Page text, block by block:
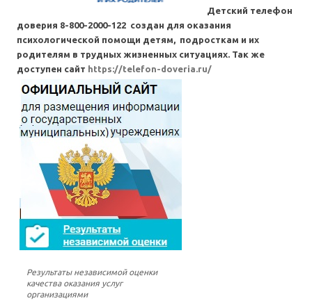
Детский телефон
доверия 8-800-2000-122 создан для оказания
психологической помощи детям, подросткам и их
родителям в трудных жизненных ситуациях. Так же
доступен сайт https://telefon-doveria.ru/
Результаты независимой оценки
качества оказания услуг
организациями